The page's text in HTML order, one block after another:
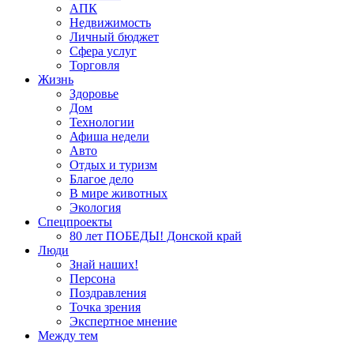
АПК
Недвижимость
Личный бюджет
Сфера услуг
Торговля
Жизнь
Здоровье
Дом
Технологии
Афиша недели
Авто
Отдых и туризм
Благое дело
В мире животных
Экология
Спецпроекты
80 лет ПОБЕДЫ! Донской край
Люди
Знай наших!
Персона
Поздравления
Точка зрения
Экспертное мнение
Между тем